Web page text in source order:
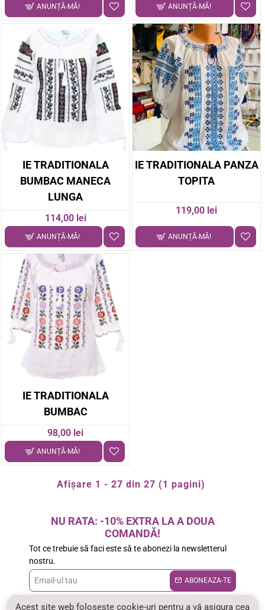
ANUNȚĂ-MĂ! ANUNȚĂ-MĂ!
IE TRADITIONALA
BUMBAC MANECA
LUNGA
114,00 lei
ANUNȚĂ-MĂ!
IE TRADITIONALA PANZA
TOPITA
119,00 lei
ANUNȚĂ-MĂ!
IE TRADITIONALA
BUMBAC
98,00 lei
ANUNȚĂ-MĂ!
Afişare 1 - 27 din 27 (1 pagini)
NU RATA: -10% EXTRA LA A DOUA
COMANDĂ!
Tot ce trebuie să faci este să te abonezi la newsletterul
nostru.
Email-
ul
ABONEAZA-TE
Am citit şi sunt de acord cu Politica de confidentialitate
Acest site web folosește cookie-uri pentru a vă asigura cea